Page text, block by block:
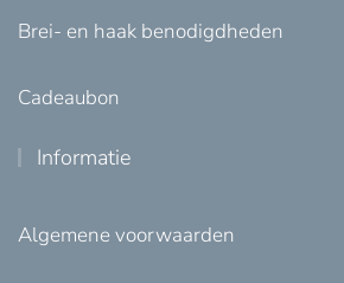
Brei- en haak benodigdheden
Cadeaubon
Informatie
Algemene voorwaarden